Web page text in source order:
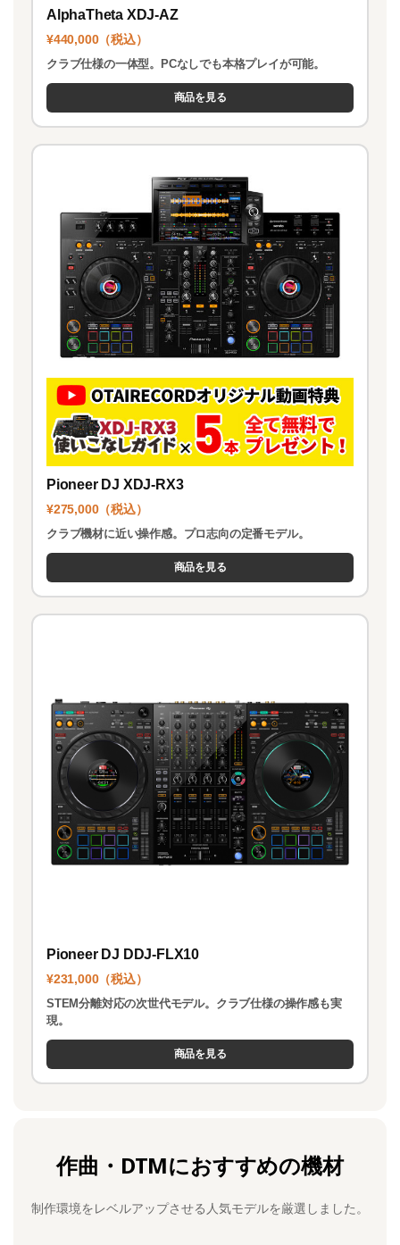
AlphaTheta XDJ-AZ
¥440,000（税込）
クラブ仕様の一体型。PCなしでも本格プレイが可能。
商品を見る
Pioneer DJ XDJ-RX3
¥275,000（税込）
クラブ機材に近い操作感。プロ志向の定番モデル。
商品を見る
Pioneer DJ DDJ-FLX10
¥231,000（税込）
STEM分離対応の次世代モデル。クラブ仕様の操作感も実
現。
商品を見る
作曲・DTMにおすすめの機材
制作環境をレベルアップさせる人気モデルを厳選しました。